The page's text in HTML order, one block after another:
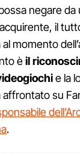
negare
il
momento
èil
e la
su
.